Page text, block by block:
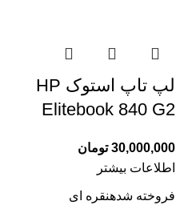
لپ تاپ استوک HP
Elitebook 840 G2
30,000,000 تومان
اطلاعات بیشتر
فروخته شدهنقره ای